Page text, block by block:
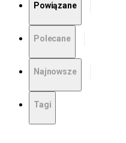
Powiązane
Polecane
Najnowsze
Tagi